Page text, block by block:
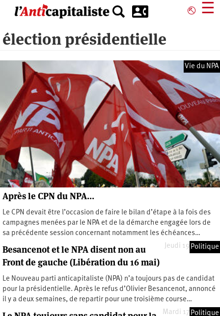
principal
⎋ ☰
élection présidentielle
Vie du NPA
Après le CPN du NPA…
Le CPN devait être l’occasion de faire le bilan d’étape à la fois des
campagnes menées par le NPA et de la démarche engagée lors de
sa précédente session concernant notamment les échéances…
Jeudi 19 mai 2011
Politique
Besancenot et le NPA disent non au
Front de gauche (Libération du 16 mai)
Le Nouveau parti anticapitaliste (NPA) n’a toujours pas de candidat
pour la présidentielle. Après le refus d’Olivier Besancenot, annoncé
il y a deux semaines, de repartir pour une troisième course…
Mardi 17 mai 2011
Politique